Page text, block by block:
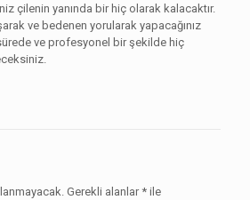
çilenin yanında bir hiç olarak kalacaktır.
ve bedenen yorularak yapacağınız
ve profesyonel bir şekilde hiç
Gerekli alanlar *ile